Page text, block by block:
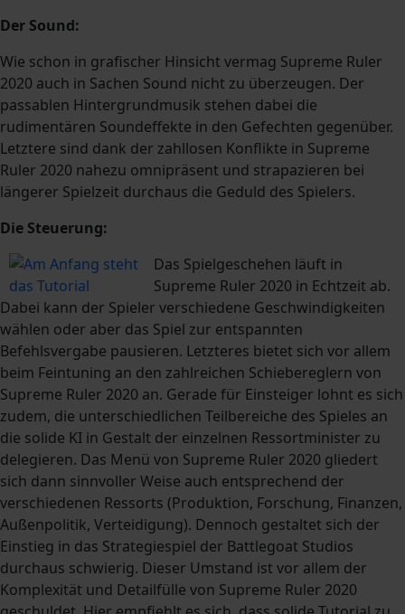
Der Sound:
Wie schon in grafischer Hinsicht vermag Supreme Ruler
2020 auch in Sachen Sound nicht zu überzeugen. Der
passablen Hintergrundmusik stehen dabei die
rudimentären Soundeffekte in den Gefechten gegenüber.
Letztere sind dank der zahllosen Konflikte in Supreme
Ruler 2020 nahezu omnipräsent und strapazieren bei
längerer Spielzeit durchaus die Geduld des Spielers.
Die Steuerung:
Das Spielgeschehen läuft in
Supreme Ruler 2020 in Echtzeit ab.
Dabei kann der Spieler verschiedene Geschwindigkeiten
wählen oder aber das Spiel zur entspannten
Befehlsvergabe pausieren. Letzteres bietet sich vor allem
beim Feintuning an den zahlreichen Schiebereglern von
Supreme Ruler 2020 an. Gerade für Einsteiger lohnt es sich
zudem, die unterschiedlichen Teilbereiche des Spieles an
die solide KI in Gestalt der einzelnen Ressortminister zu
delegieren. Das Menü von Supreme Ruler 2020 gliedert
sich dann sinnvoller Weise auch entsprechend der
verschiedenen Ressorts (Produktion, Forschung, Finanzen,
Außenpolitik, Verteidigung). Dennoch gestaltet sich der
Einstieg in das Strategiespiel der Battlegoat Studios
durchaus schwierig. Dieser Umstand ist vor allem der
Komplexität und Detailfülle von Supreme Ruler 2020